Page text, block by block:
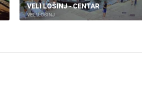
VELI LOŠINJ - CENTAR
VELI LOŠINJ